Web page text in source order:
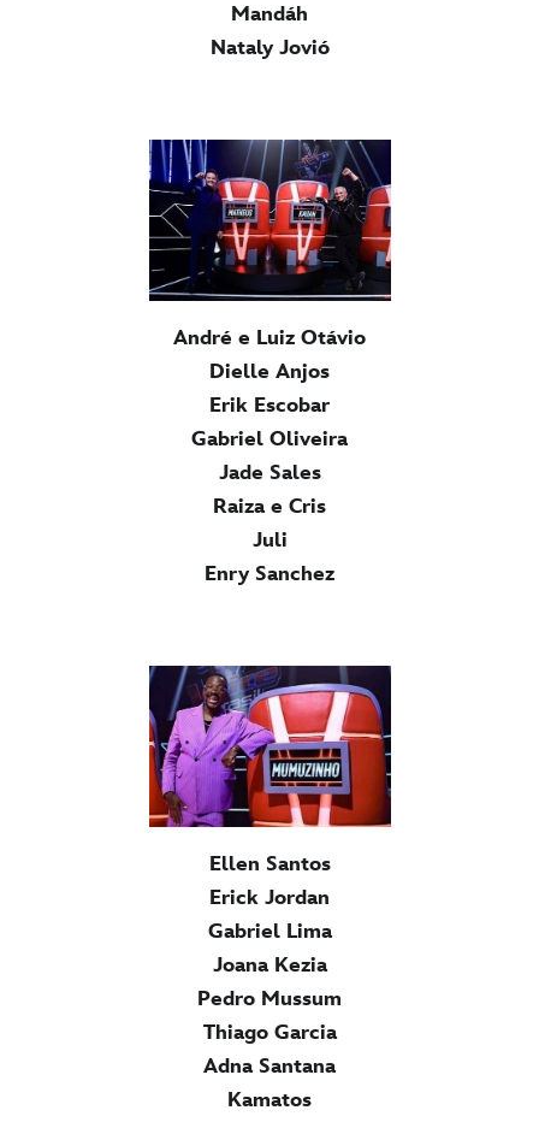
Mandáh
Nataly Jovió
André e Luiz Otávio
Dielle Anjos
Erik Escobar
Gabriel Oliveira
Jade Sales
Raiza e Cris
Juli
Enry Sanchez
Ellen Santos
Erick Jordan
Gabriel Lima
Joana Kezia
Pedro Mussum
Thiago Garcia
Adna Santana
Kamatos